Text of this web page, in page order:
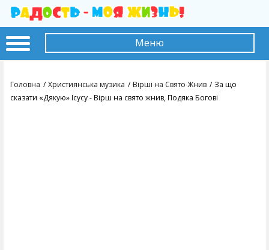
Меню
Головна Християнська музика Вірші на Свято Жнив
За що
сказати «Дякую» Ісусу - Вірш на свято жнив, Подяка Богові